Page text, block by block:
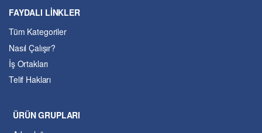
FAYDALI LİNKLER
Tüm Kategoriler
Nasıl Çalışır?
İş Ortakları
Telif Hakları
ÜRÜN GRUPLARI